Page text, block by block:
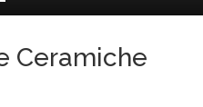
Ceramiche